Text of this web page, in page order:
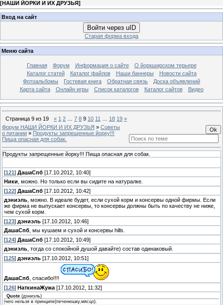
[НАШИ ЙОРКИ И ИХ ДРУЗЬЯ]
Вход на сайт
Войти через uID
Старая форма входа
Меню сайта
Главная Форум Информация о сайте
О йоркширском терьере
Каталог статей
Каталог файлов Наши баннеры
Новости сайта
Фотоальбомы
Гостевая книга Обратная связь
Доска объявлений
Карта сайта
Онлайн игры Список каталогов Каталог сайтов Видео
Страница 9 из 19 « 1 2 7 8 9 10 11 18 19 »
Форум НАШИ ЙОРКИ И ИХ ДРУЗЬЯ » Советы
о питании » Продукты запрещенные йорку!!!
Пища опасная для собак.
Продукты запрещенные йорку!!! Пища опасная для собак.
[121 ] ДашаСпб [17.10.2012, 10:40]
Ники , можно. Но только если вы сидите на натуралке.
[122] ДашаСпб [17.10.2012, 10:42]
дэниэль , можно. В идеале будет, если сухой корм и консервы одной фирмы. Если
же фирма не выпускает консервы, то консервы должны быть по качеству не ниже,
чем сухой корм.
[123] дэниэль [17.10.2012, 10:46]
ДашаСпб , мы кушаем и сухой и консервы hills.
[124] ДашаСпб [17.10.2012, 10:49]
дэниэль , тогда со спокойной душой давайте) состав одинаковый.
[125] дэниэль [17.10.2012, 10:51]
ДашаСпб , спасибо!!!!
[126] НаткинаЖужа [17.10.2012, 11:32]
Quote (дэниэль)
чего нельзя в принципе(печенюшку,мясцо).